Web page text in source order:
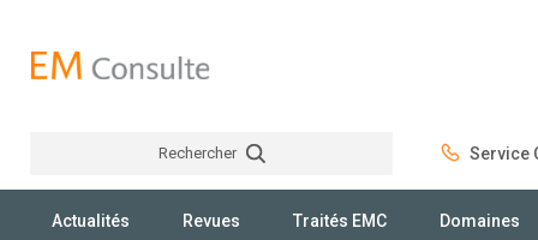
Rechercher Service
Actualités Revues Traités EMC Domaines